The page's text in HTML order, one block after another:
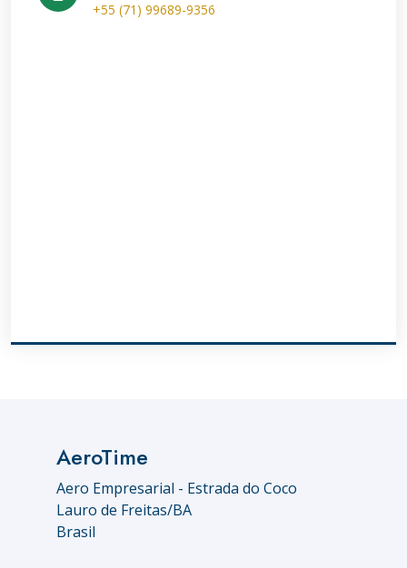
+55 (71) 99689-9356
AeroTime
Aero Empresarial - Estrada do Coco
Lauro de Freitas/BA
Brasil